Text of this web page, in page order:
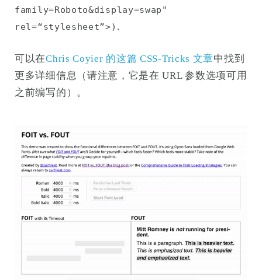
family=Roboto&display=swap"
rel=“stylesheet”>) .
可以在Chris Coyier 的这篇 CSS-Tricks 文章中找到
更多详细信息（请注意，它是在 URL 参数选项可用
之前编写的）。